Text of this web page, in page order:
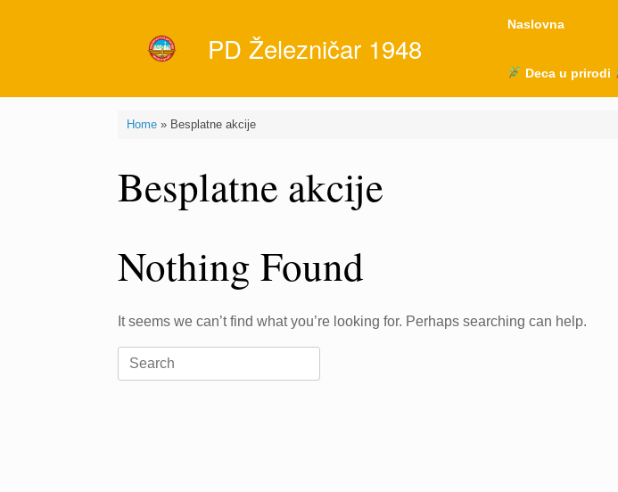
PD Železničar 1948
Naslovna
Deca u prirodi
Home» Besplatne akcije
Besplatne akcije
Nothing Found
It seems we can’t find what you’re looking for. Perhaps searching can help.
Search
for: